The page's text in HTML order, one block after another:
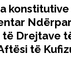
të Drejtave
të